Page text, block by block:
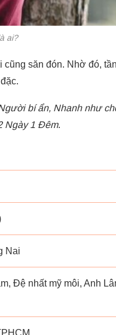
ai?
săn đón. Nhờ đó,
bí ẩn, Nhanh như
Ngày 1 Đêm.
Nai
Đệ nhất mỹ môi, Anh